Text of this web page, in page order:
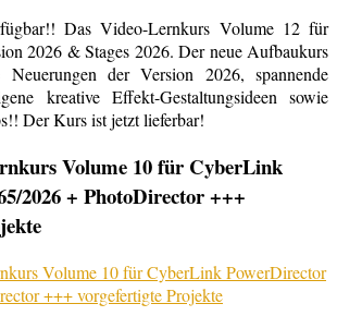
Das Video-Lernkurs Volume 12 für
2026 & Stages 2026. Der neue Aufbaukurs
Neuerungen der Version 2026, spannende
kreative Effekt-Gestaltungsideen sowie
Der Kurs ist jetzt lieferbar!
Volume 10 für CyberLink
2026 + PhotoDirector +++